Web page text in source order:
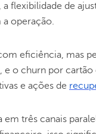
flexibilidade de
a operação.
eficiência, mas
o churn por
e ações de
três canais